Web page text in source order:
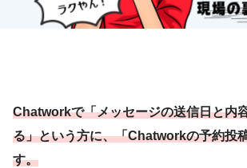
Chatworkで「メッセージの送信日と内
る」という方に、「Chatworkの予約投
す。